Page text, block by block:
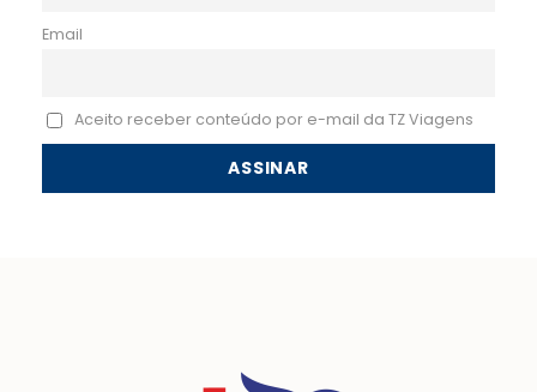
Email
Aceito receber conteúdo por e-mail da TZ Viagens